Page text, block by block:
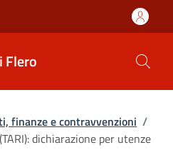
Flero
finanze e contravvenzioni /
dichiarazione per utenze